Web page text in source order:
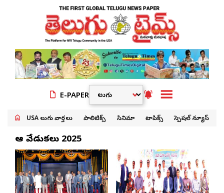
E-PAPER
USA తెలుగు వార్తలు పాలిటిక్స్ సినిమా టాపిక్స్ స్పెషల్ న్యూస్
ఆటా వేడుకలు 2025